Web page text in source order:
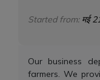
Started from: मई
Our business
farmers. We